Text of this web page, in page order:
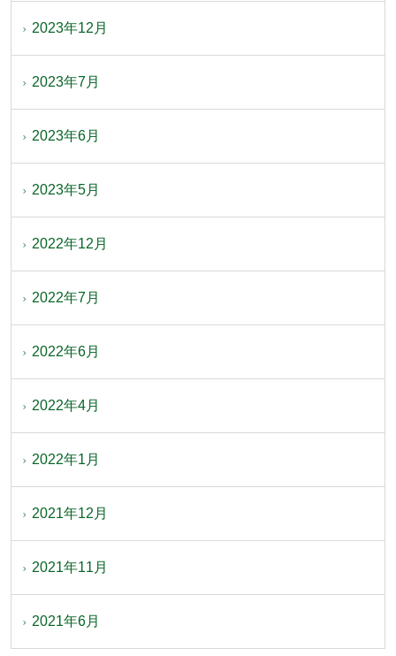
2023年12月
2023年7月
2023年6月
2023年5月
2022年12月
2022年7月
2022年6月
2022年4月
2022年1月
2021年12月
2021年11月
2021年6月